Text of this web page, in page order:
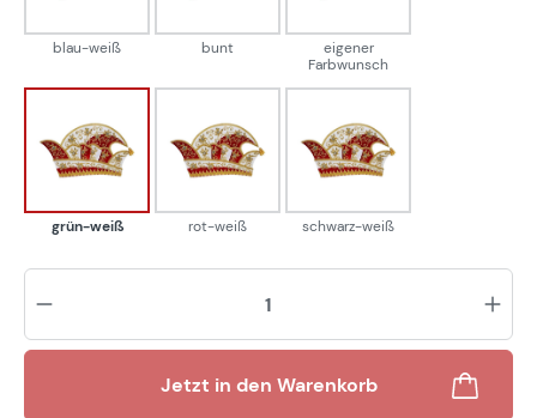
blau-weiß bunt
eigener
Farbwunsch
grün-weiß
grün-weiß
rot-weiß
rot-weiß
schwarz-weiß
schwarz-weiß
Jetzt in den Warenkorb